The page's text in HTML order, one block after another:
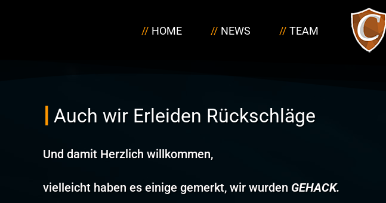
HOME NEWS TEAM
Auch wir Erleiden Rückschläge
Und damit Herzlich willkommen,
vielleicht haben es einige gemerkt, wir wurden GEHACK.